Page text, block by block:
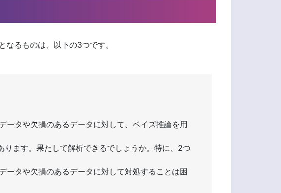
るものは、以下の3つです。
ータや欠損のあるデータに対して、ベイズ推論を用
ます。果たして解析できるでしょうか。特に、2つ
ータや欠損のあるデータに対して対処することは困